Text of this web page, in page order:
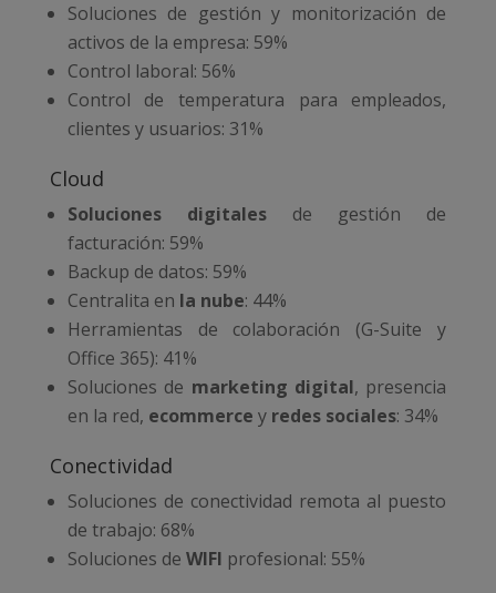
Soluciones de gestión y monitorización de
activos de la empresa: 59%
Control laboral: 56%
Control de temperatura para empleados,
clientes y usuarios: 31%
Cloud
Soluciones digitales de gestión de
facturación: 59%
Backup de datos: 59%
Centralita en la nube: 44%
Herramientas de colaboración (G-Suite y
Office 365): 41%
Soluciones de marketing digital, presencia
en la red, ecommerce y redes sociales: 34%
Conectividad
Soluciones de conectividad remota al puesto
de trabajo: 68%
Soluciones de WIFI profesional: 55%